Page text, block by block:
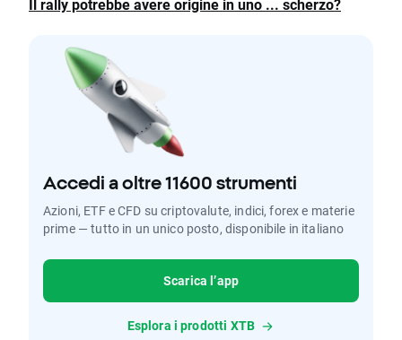
Il rally potrebbe avere origine in uno ... scherzo?
Accedi a oltre 11600 strumenti
Azioni, ETF e CFD su criptovalute, indici, forex e materie
prime — tutto in un unico posto, disponibile in italiano
Scarica l’app
Esplora i prodotti XTB